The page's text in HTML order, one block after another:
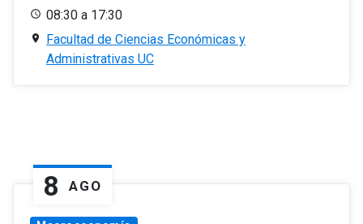
08:30 a 17:30
Facultad de Ciencias Económicas y
Administrativas UC
8 AGO